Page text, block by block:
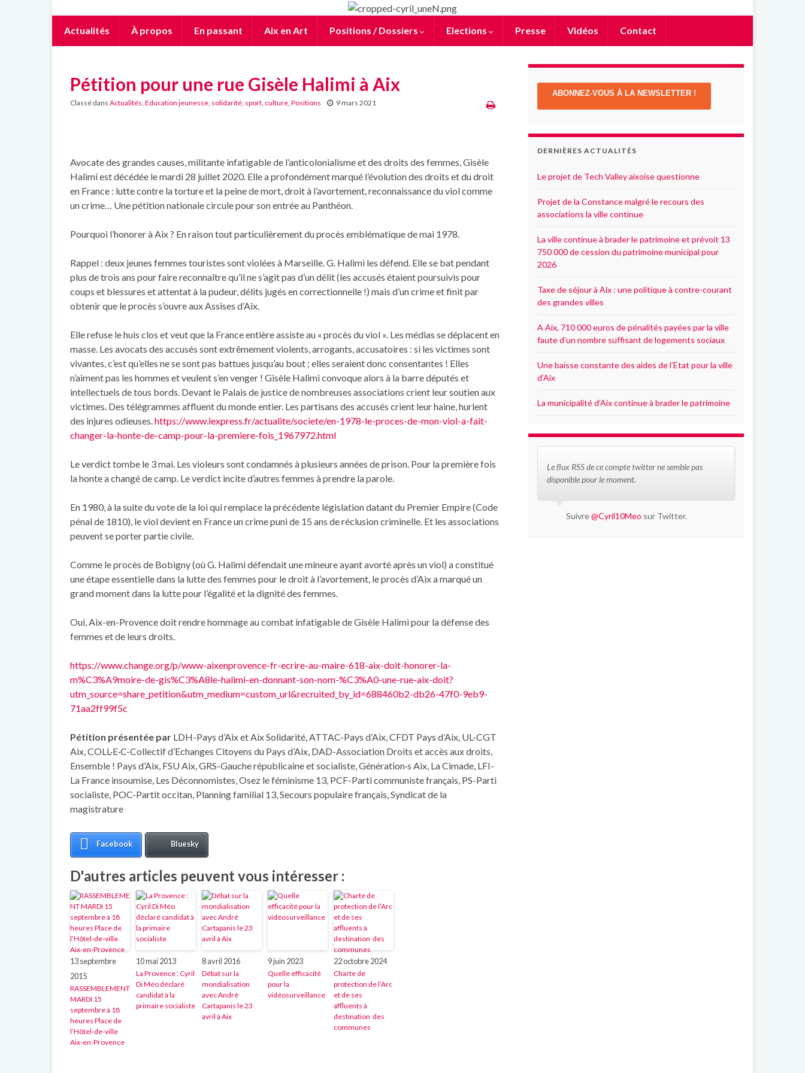
Actualités À propos En passant Aix en Art Positions / Dossiers Elections Presse Vidéos Contact
Pétition pour une rue Gisèle Halimi à Aix
Classé dans Actualités Education jeunesse, solidarité, sport, culture Positions 9 mars 2021
Avocate des grandes causes, militante infatigable de l’anticolonialisme et des droits des femmes, Gisèle
Halimi est décédée le mardi 28 juillet 2020. Elle a profondément marqué l’évolution des droits et du droit
en France : lutte contre la torture et la peine de mort, droit à l’avortement, reconnaissance du viol comme
un crime… Une pétition nationale circule pour son entrée au Panthéon.
Pourquoi l’honorer à Aix ? En raison tout particulièrement du procès emblématique de mai 1978.
Rappel : deux jeunes femmes touristes sont violées à Marseille. G. Halimi les défend. Elle se bat pendant
plus de trois ans pour faire reconnaître qu’il ne s’agit pas d’un délit (les accusés étaient poursuivis pour
coups et blessures et attentat à la pudeur, délits jugés en correctionnelle !) mais d’un crime et finit par
obtenir que le procès s’ouvre aux Assises d’Aix.
Elle refuse le huis clos et veut que la France entière assiste au « procès du viol ». Les médias se déplacent en
masse. Les avocats des accusés sont extrêmement violents, arrogants, accusatoires : si les victimes sont
vivantes, c’est qu’elles ne se sont pas battues jusqu’au bout ; elles seraient donc consentantes ! Elles
n’aiment pas les hommes et veulent s’en venger ! Gisèle Halimi convoque alors à la barre députés et
intellectuels de tous bords. Devant le Palais de justice de nombreuses associations crient leur soutien aux
victimes. Des télégrammes affluent du monde entier. Les partisans des accusés crient leur haine, hurlent
des injures odieuses.https://www.lexpress.fr/actualite/societe/en-1978-le-proces-de-mon-viol-a-fait-
changer-la-honte-de-camp-pour-la-premiere-fois_1967972.html
Le verdict tombe le 3 mai. Les violeurs sont condamnés à plusieurs années de prison. Pour la première fois
la honte a changé de camp. Le verdict incite d’autres femmes à prendre la parole.
En 1980, à la suite du vote de la loi qui remplace la précédente législation datant du Premier Empire (Code
pénal de 1810), le viol devient en France un crime puni de 15 ans de réclusion criminelle. Et les associations
peuvent se porter partie civile.
Comme le procès de Bobigny (où G. Halimi défendait une mineure ayant avorté après un viol) a constitué
une étape essentielle dans la lutte des femmes pour le droit à l’avortement, le procès d’Aix a marqué un
grand moment dans la lutte pour l’égalité et la dignité des femmes.
Oui, Aix-en-Provence doit rendre hommage au combat infatigable de Gisèle Halimi pour la défense des
femmes et de leurs droits.
https://www.change.org/p/www-aixenprovence-fr-ecrire-au-maire-618-aix-doit-honorer-la-
m%C3%A9moire-de-gis%C3%A8le-halimi-en-donnant-son-nom-%C3%A0-une-rue-aix-doit?
utm_source=share_petition&utm_medium=custom_url&recruited_by_id=688460b2-db26-47f0-9eb9-
71aa2ff99f5c
Pétition présentée par LDH-Pays d’Aix et Aix Solidarité, ATTAC-Pays d’Aix, CFDT Pays d’Aix, UL-CGT
Aix, COLL·E·C-Collectif d’Echanges Citoyens du Pays d’Aix, DAD-Association Droits et accès aux droits,
Ensemble ! Pays d’Aix, FSU Aix, GRS-Gauche républicaine et socialiste, Génération·s Aix, La Cimade, LFI-
La France insoumise, Les Déconnomistes, Osez le féminisme 13, PCF-Parti communiste français, PS-Parti
socialiste, POC-Partit occitan, Planning familial 13, Secours populaire français, Syndicat de la
magistrature
Facebook Bluesky
D'autres articles peuvent vous intéresser :
13 septembre
2015
RASSEMBLEMENT
MARDI 15
septembre à 18
heures Place de
l’Hôtel-de-ville
Aix-en-Provence
10 mai 2013
La Provence : Cyril
Di Méo déclaré
candidat à la
primaire socialiste
8 avril 2016
Débat sur la
mondialisation
avec André
Cartapanis le 23
avril à Aix
9 juin 2023
Quelle efficacité
pour la
vidéosurveillance
22 octobre 2024
Charte de
protection de l’Arc
et de ses
affluents à
destination des
communes
ABONNEZ-VOUS À LA NEWSLETTER !
DERNIÈRES ACTUALITÉS
Le projet de Tech Valley aixoise questionne
Projet de la Constance malgré le recours des
associations la ville continue
La ville continue à brader le patrimoine et prévoit 13
750 000 de cession du patrimoine municipal pour
2026
Taxe de séjour à Aix : une politique à contre-courant
des grandes villes
A Aix, 710 000 euros de pénalités payées par la ville
faute d’un nombre suffisant de logements sociaux
Une baisse constante des aides de l’Etat pour la ville
d’Aix
La municipalité d’Aix continue à brader le patrimoine
Le flux RSS de ce compte twitter ne semble pas
disponible pour le moment.
Suivre@Cyril10Meo sur Twitter.